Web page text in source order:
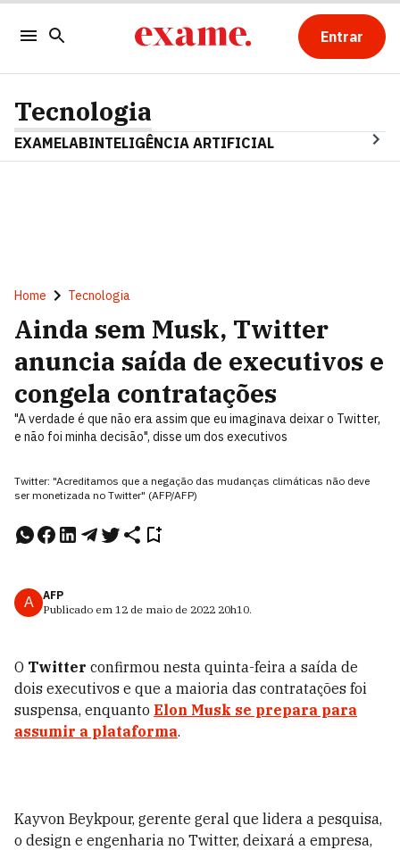
Entrar
Tecnologia
EXAMELABINTELIGÊNCIA ARTIFICIAL
Home Tecnologia
Ainda sem Musk, Twitter
anuncia saída de executivos e
congela contratações
"A verdade é que não era assim que eu imaginava deixar o Twitter,
e não foi minha decisão", disse um dos executivos
Twitter: "Acreditamos que a negação das mudanças climáticas não deve
ser monetizada no Twitter" (AFP/AFP)
A
AFP
Publicado em 12 de maio de 2022 20h10.
O Twitter confirmou nesta quinta-feira a saída de
dois executivos e que a maioria das contratações foi
suspensa, enquanto Elon Musk se prepara para
assumir a plataforma.
Kayvon Beykpour, gerente geral que lidera a pesquisa,
o design e engenharia no Twitter, deixará a empresa,